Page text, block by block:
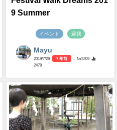
9 Summer
イベント 蘇我
Mayu
2019/7/29 7 年前
- №5309
2478